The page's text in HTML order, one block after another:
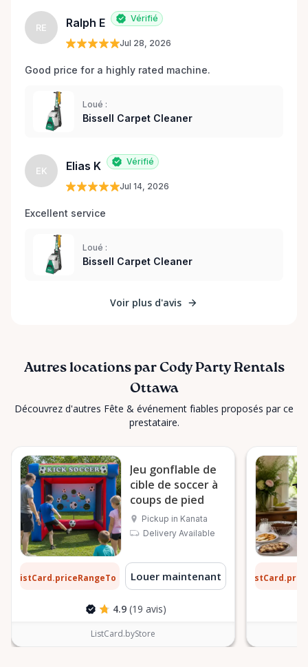
RE Ralph E Vérifié
Jul 28, 2026
Good price for a highly rated machine.
Loué :
Bissell Carpet Cleaner
EK Elias K Vérifié
Jul 14, 2026
Excellent service
Loué :
Bissell Carpet Cleaner
Voir plus d'avis
Autres locations par Cody Party Rentals
Ottawa
Découvrez d'autres Fête & événement fiables proposés par ce
prestataire.
Jeu gonflable de
cible de soccer à
coups de pied
Pickup in Kanata
Delivery Available
ListCard.priceRangeTo par jour
Louer maintenant
4.9 (19 avis)
ListCard.byStore